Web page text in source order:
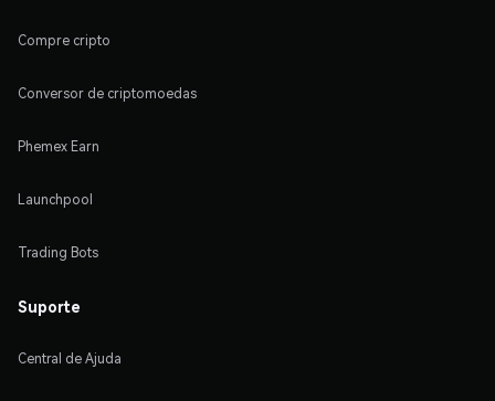
Compre cripto
Conversor de criptomoedas
Phemex Earn
Launchpool
Trading Bots
Suporte
Central de Ajuda